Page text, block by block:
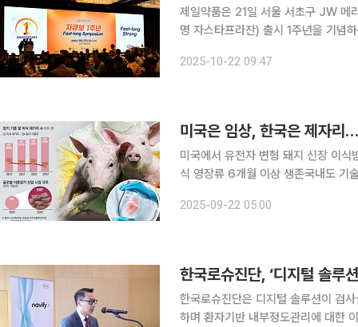
제일약품은 21일 서울 서초구 JW 메
명 자스타프라잔) 출시 1주년을 기념하는 심
인천과 부산 등 전국 주요 도시에서도
2025-10-22 09:47
미국은 임상, 한국은 제자리
미국에서 유전자 변형 돼지 신장 이
식 영장류 6개월 이상 생존국내도 기술
대안으로 ‘이종장기’가 주목받고 있
2025-09-22 05:00
한국로슈진단, ‘디지털 솔루
한국로슈진단은 디지털 솔루션이 검
하며 환자기반 내부정도관리에 대한